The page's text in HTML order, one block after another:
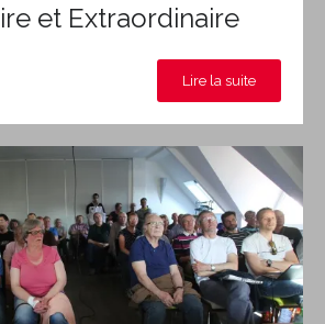
et Extraordinaire
Lire la suite